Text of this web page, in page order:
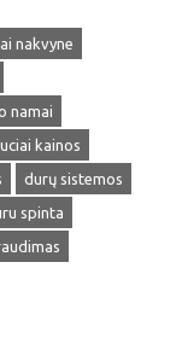
nakvyne
namai
kainos
durų sistemos
spinta